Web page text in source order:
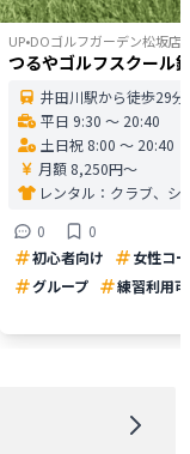
UP•DOゴルフガーデン松坂店
つるやゴルフスクール
井田川駅から徒歩29分
平日 9:30 〜 20:40
土日祝 8:00 〜 20:40
月額 8,250円〜
レンタル： クラブ、シ
0
0
初心者向け
女性コ
グループ
練習利用可